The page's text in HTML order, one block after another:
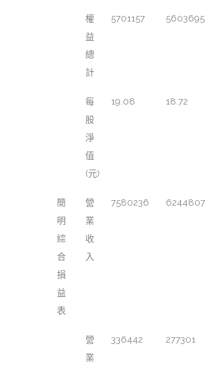
權
益
總
計
5701157 5603695
每
股
淨
值
(元)
19.08 18.72
簡
明
綜
合
損
益
表
營
業
收
入
7580236 6244807
營
業
336442 277301